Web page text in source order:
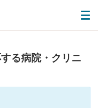
る病院・クリニ